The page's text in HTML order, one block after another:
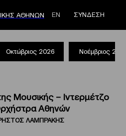
ΑΘΗΝΩΝ ΕΝ ΣΥΝΔΕΣΗ
Οκτώβριος 2026 Νοέμβριος
Μουσικής – Ιντερμέτζο
Αθηνών
ΛΑΜΠΡΑΚΗΣ